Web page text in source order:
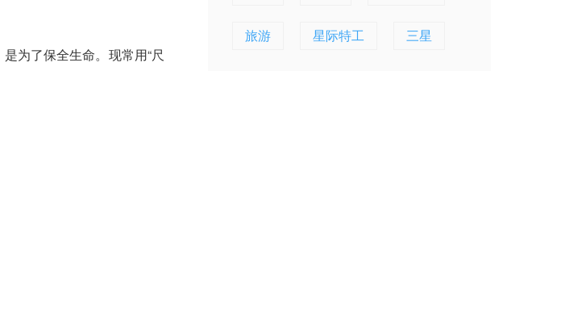
为了保全生命。现常用“尺
旅游 星际特工 三星